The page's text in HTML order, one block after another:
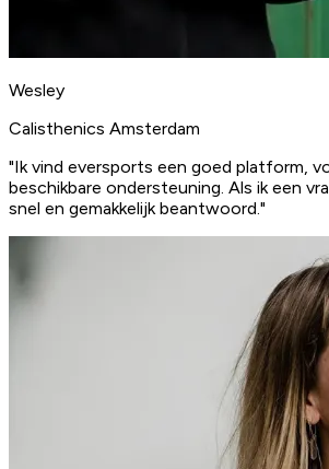
Wesley
Calisthenics Amsterdam
"Ik vind eversports een goed platform,
beschikbare ondersteuning. Als ik een
snel en gemakkelijk beantwoord."